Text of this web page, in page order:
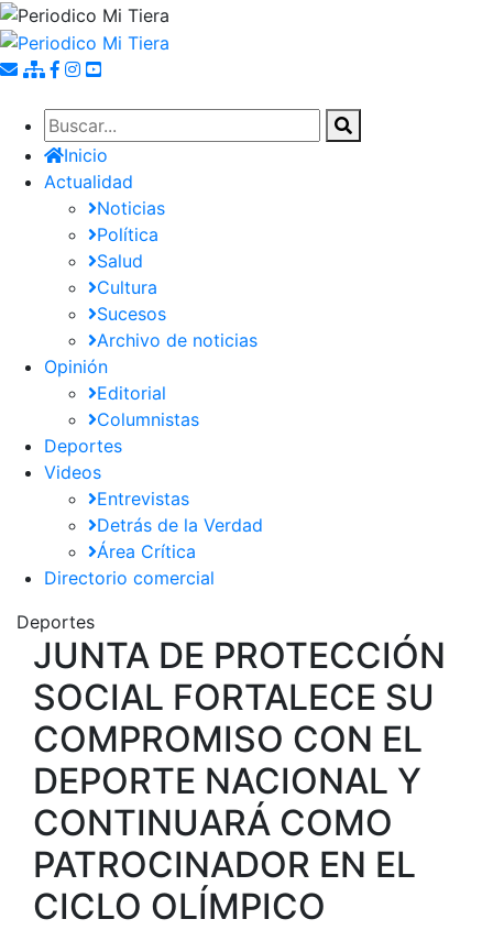
Pasar
al
contenido
Inicio
Actualidad
Noticias
Política
Salud
Cultura
Sucesos
Archivo de noticias
Opinión
Editorial
Columnistas
Deportes
Videos
Entrevistas
Detrás de la Verdad
Área Crítica
Directorio comercial
Deportes
JUNTA DE PROTECCIÓN
SOCIAL FORTALECE SU
COMPROMISO CON EL
DEPORTE NACIONAL Y
CONTINUARÁ COMO
PATROCINADOR EN EL
CICLO OLÍMPICO